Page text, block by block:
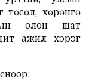
төсөл, хөрөнгө
олон шат
ажил хэрэг